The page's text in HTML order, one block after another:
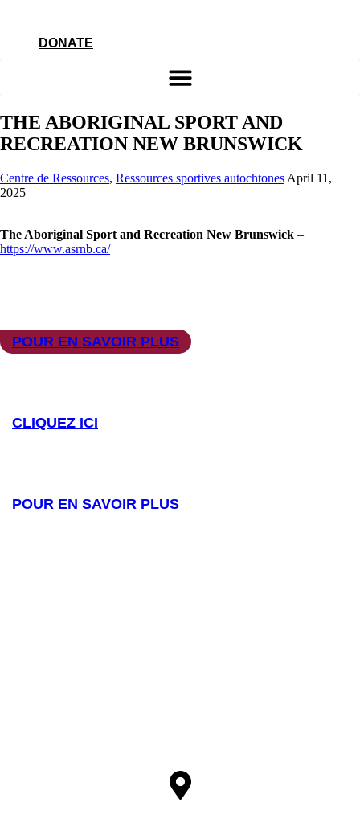
DONATE
THE ABORIGINAL SPORT AND
RECREATION NEW BRUNSWICK
Centre de Ressources, Ressources sportives autochtones April 11,
2025
The Aboriginal Sport and Recreation New Brunswick –
https://www.asrnb.ca/
POUR EN SAVOIR PLUS
CLIQUEZ ICI
POUR EN SAVOIR PLUS